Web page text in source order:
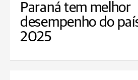
Paraná tem melhor
desempenho do
2025